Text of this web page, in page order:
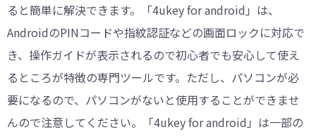
ると簡単に解決できます。「4ukey for android」は、
AndroidのPINコードや指紋認証などの画面ロックに対応で
き、操作ガイドが表示されるので初心者でも安心して使え
るところが特徴の専門ツールです。ただし、パソコンが必
要になるので、パソコンがないと使用することができませ
んので注意してください。「4ukey for android」は一部の